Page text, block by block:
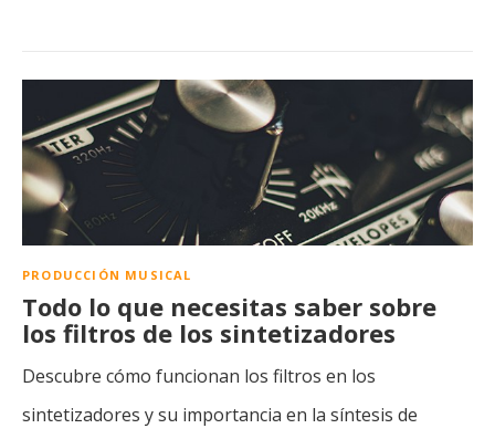
PRODUCCIÓN MUSICAL
Todo lo que necesitas saber sobre
los filtros de los sintetizadores
Descubre cómo funcionan los filtros en los
sintetizadores y su importancia en la síntesis de